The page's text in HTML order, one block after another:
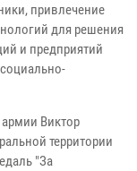
привлечение
для решения
и предприятий
Виктор
территории
"За